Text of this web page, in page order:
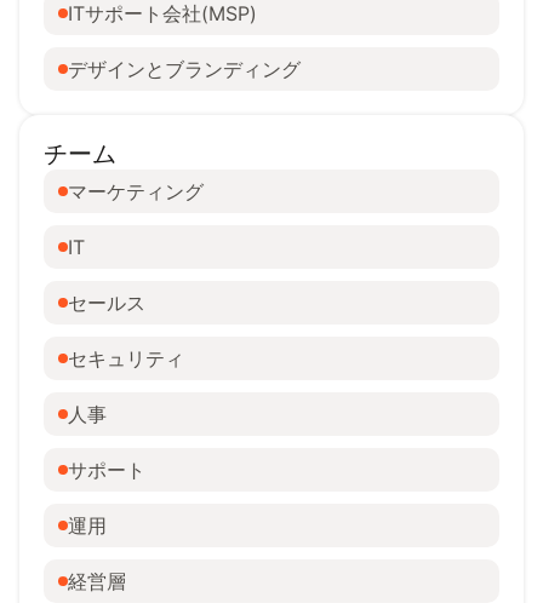
ITサポート会社(MSP)
デザインとブランディング
チーム
マーケティング
IT
セールス
セキュリティ
人事
サポート
運用
経営層